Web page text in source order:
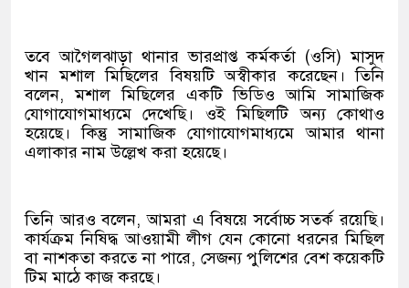
তবে আগৈলঝাড়া থানার ভারপ্রাপ্ত কর্মকর্তা (ওসি) মাসুদ
খান মশাল মিছিলের বিষয়টি অস্বীকার করেছেন। তিনি
বলেন, মশাল মিছিলের একটি ভিডিও আমি সামাজিক
যোগাযোগমাধ্যমে দেখেছি। ওই মিছিলটি অন্য কোথাও
হয়েছে। কিন্তু সামাজিক যোগাযোগমাধ্যমে আমার থানা
এলাকার নাম উল্লেখ করা হয়েছে।
তিনি আরও বলেন, আমরা এ বিষয়ে সর্বোচ্চ সতর্ক রয়েছি।
কার্যক্রম নিষিদ্ধ আওয়ামী লীগ যেন কোনো ধরনের মিছিল
বা নাশকতা করতে না পারে, সেজন্য পুলিশের বেশ কয়েকটি
টিম মাঠে কাজ করছে।